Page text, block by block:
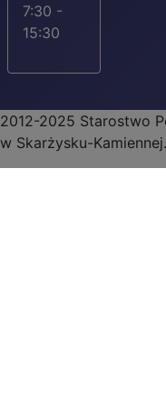
7:30 -
15:30
2012-2025 Starostwo
w Skarżysku-Kamiennej.